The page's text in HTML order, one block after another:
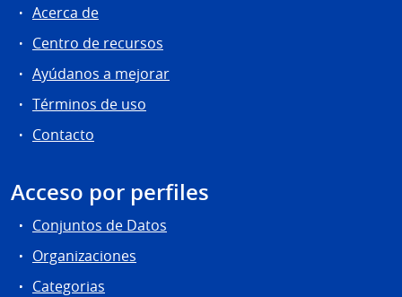
Acerca de
Centro de recursos
Ayúdanos a mejorar
Términos de uso
Contacto
Acceso por perfiles
Conjuntos de Datos
Organizaciones
Categorias